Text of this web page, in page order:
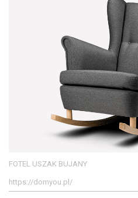
FOTEL USZAK BUJANY
https://domyou.pl/